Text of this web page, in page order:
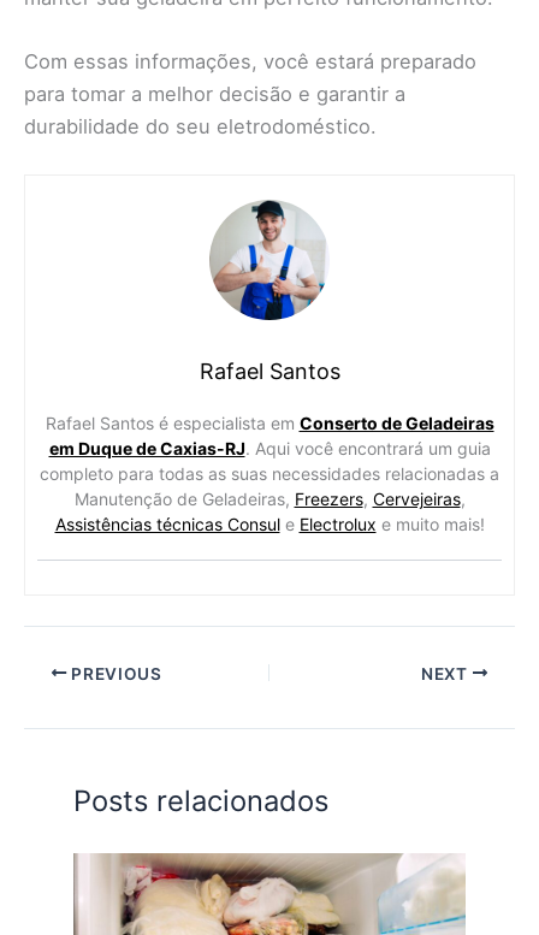
Com essas informações, você estará preparado
para tomar a melhor decisão e garantir a
durabilidade do seu eletrodoméstico.
Rafael Santos
Rafael Santos é especialista em Conserto de Geladeiras
em Duque de Caxias-RJ. Aqui você encontrará um guia
completo para todas as suas necessidades relacionadas a
Manutenção de Geladeiras, Freezers, Cervejeiras,
Assistências técnicas Consule Electrolux e muito mais!
PREVIOUS NEXT
Posts relacionados